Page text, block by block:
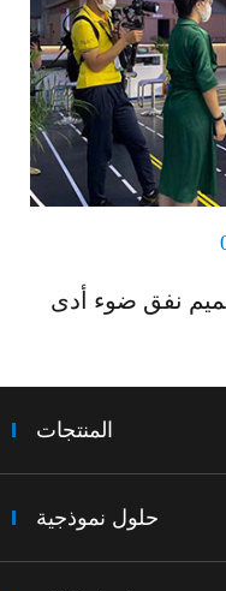
نفق ضوء أدى
المنتجات
حلول نموذجية